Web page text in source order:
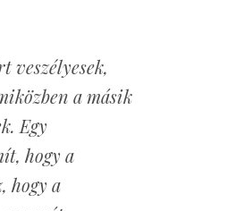
veszélyesek,
a másik
Egy
hogy a
hogy a